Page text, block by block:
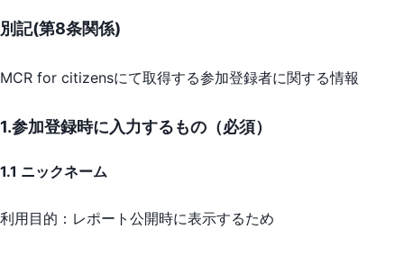
別記(第8条関係)
MCR for citizensにて取得する参加登録者に関する情報
1.参加登録時に入力するもの（必須）
1.1 ニックネーム
利用目的： レポート公開時に表示するため